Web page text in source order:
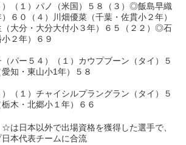
（１）パノ（米国）５８（３）◎飯島早織
）６０（４）川畑優菜（千葉・佐貫小２年）
（大分・大分大付小３年）６５（２２）◎石
２年）６９
パー５４）（１）カウプブーン（タイ）５
知・東山小1年）５８
（１）チャイシルプラングラン（タイ）５
木・北郷小１年）６６
日本以外で出場資格を獲得した選手で、
本代表チームに合流